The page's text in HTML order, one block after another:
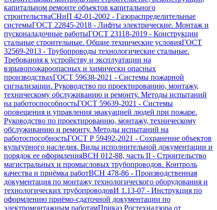
капитальном ремонте объектов капитального
строительстваСНиП 42-01-2002 - Газораспределительные
системыГОСТ 22845-2018 - Лифты электрические. Монтаж и
пусконаладочные работыГОСТ 23118-2019 - Конструкции
стальные строительные. Общие технические условияГОСТ
32569-2013 - Трубопроводы технологические стальные.
Требования к устройству и эксплуатации на
взрывопожароопасных и химически опасных
производствахГОСТ 59638-2021 - Системы пожарной
сигнализации. Руководство по проектированию, монтажу,
техническому обслуживанию и ремонту. Методы испытаний
на работоспособностьГОСТ 59639-2021 - Системы
оповещения и управления эвакуацией людей при пожаре.
Руководство по проектированию, монтажу, техническому
обслуживанию и ремонту. Методы испытаний на
работоспособностьГОСТ Р 59492-2021 - Сохранение объектов
культурного наследия. Виды исполнительной документации и
порядок ее оформленияВСН 012-88, часть II - Строительство
магистральных и промысловых трубопроводов. Контроль
качества и приёмка работВСН 478-86 - Производственная
документация по монтажу технологического оборудования и
технологических трубопроводовИ 1.13-07 - Инструкция по
оформлению приёмо-сдаточной документации по
электромонтажным работамПриказ Ростехнадзора от